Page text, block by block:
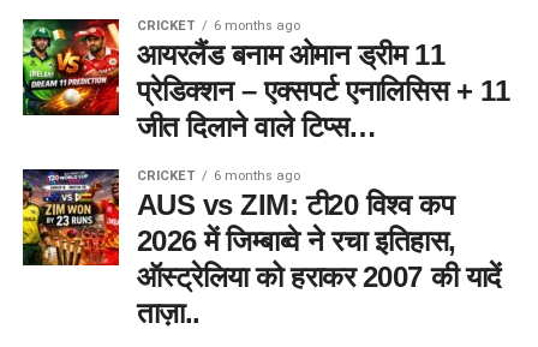
CRICKET 6 months ago
आयरलैंड बनाम ओमान ड्रीम 11
प्रेडिक्शन – एक्सपर्ट एनालिसिस + 11
जीत दिलाने वाले टिप्स…
CRICKET 6 months ago
AUS vs ZIM: टी20 विश्व कप
2026 में जिम्बाब्वे ने रचा इतिहास,
ऑस्ट्रेलिया को हराकर 2007 की यादें
ताज़ा..